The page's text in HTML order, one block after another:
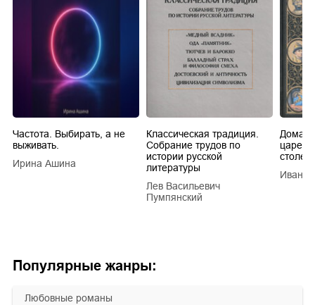
Популярные жанры:
любовные романы
Частота. Выбирать, а не
выживать.
Ирина Ашина
Классическая традиция.
Собрание трудов по
истории русской
литературы
Лев Васильевич
Пумпянский
царей
Иван